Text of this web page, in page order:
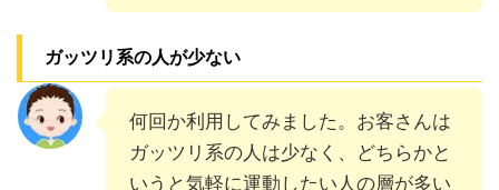
ガッツリ系の人が少ない
何回か利用してみました。お客さんは
ガッツリ系の人は少なく、どちらかと
いうと気軽に運動したい人の層が多い